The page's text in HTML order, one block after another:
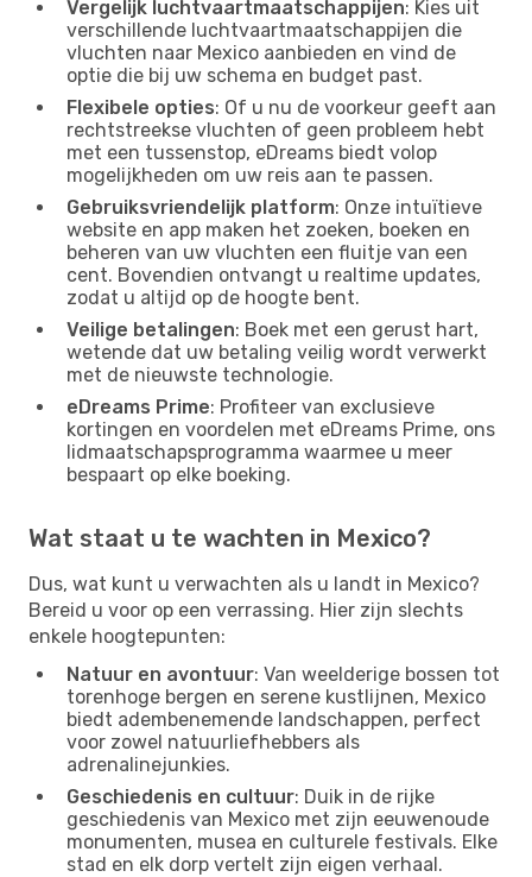
Vergelijk luchtvaartmaatschappijen: Kies uit
verschillende luchtvaartmaatschappijen die
vluchten naar Mexico aanbieden en vind de
optie die bij uw schema en budget past.
Flexibele opties: Of u nu de voorkeur geeft aan
rechtstreekse vluchten of geen probleem hebt
met een tussenstop, eDreams biedt volop
mogelijkheden om uw reis aan te passen.
Gebruiksvriendelijk platform: Onze intuïtieve
website en app maken het zoeken, boeken en
beheren van uw vluchten een fluitje van een
cent. Bovendien ontvangt u realtime updates,
zodat u altijd op de hoogte bent.
Veilige betalingen: Boek met een gerust hart,
wetende dat uw betaling veilig wordt verwerkt
met de nieuwste technologie.
eDreams Prime: Profiteer van exclusieve
kortingen en voordelen met eDreams Prime, ons
lidmaatschapsprogramma waarmee u meer
bespaart op elke boeking.
Wat staat u te wachten in Mexico?
Dus, wat kunt u verwachten als u landt in Mexico?
Bereid u voor op een verrassing. Hier zijn slechts
enkele hoogtepunten:
Natuur en avontuur: Van weelderige bossen tot
torenhoge bergen en serene kustlijnen, Mexico
biedt adembenemende landschappen, perfect
voor zowel natuurliefhebbers als
adrenalinejunkies.
Geschiedenis en cultuur: Duik in de rijke
geschiedenis van Mexico met zijn eeuwenoude
monumenten, musea en culturele festivals. Elke
stad en elk dorp vertelt zijn eigen verhaal.